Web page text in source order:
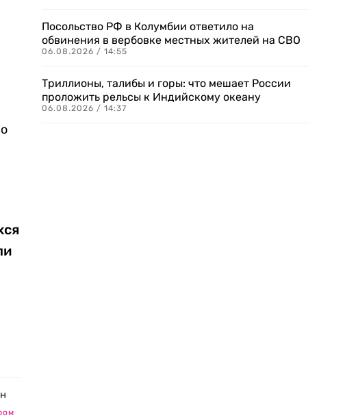
Посольство РФ в Колумбии ответило на
обвинения в вербовке местных жителей на СВО
06.08.2026 / 14:55
Триллионы, талибы и горы: что мешает России
проложить рельсы к Индийскому океану
06.08.2026 / 14:37